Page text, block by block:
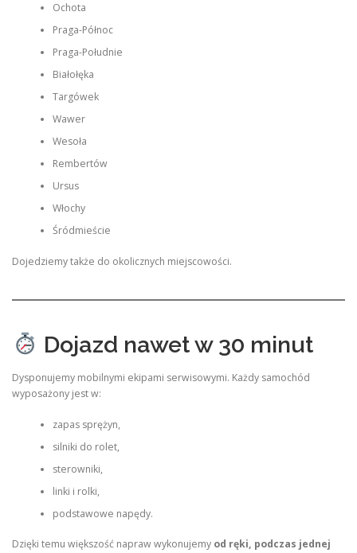
Ochota
Praga-Północ
Praga-Południe
Białołęka
Targówek
Wawer
Wesoła
Rembertów
Ursus
Włochy
Śródmieście
Dojedziemy także do okolicznych miejscowości.
Dojazd nawet w 30 minut
Dysponujemy mobilnymi ekipami serwisowymi. Każdy samochód
wyposażony jest w:
zapas sprężyn,
silniki do rolet,
sterowniki,
linki i rolki,
podstawowe napędy.
Dzięki temu większość napraw wykonujemy od ręki, podczas jednej